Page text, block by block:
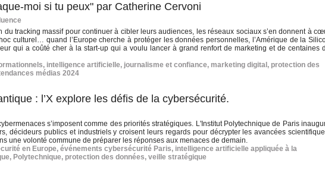
moi si tu peux" par Catherine Cervoni
tracking massif pour continuer à cibler leurs audiences, les réseaux sociaux s’en donnent à
culturel… quand l’Europe cherche à protéger les données personnelles, l’Amérique de la
qui a coûté cher à la start-up qui a voulu lancer à grand renfort de marketing et de centaines
, intelligence artificielle, journalisme et confiance, marketing digital , protection des
médias 2024
: l’X explore les défis de la cybersécurité.
s’imposent comme des priorités stratégiques. L'Institut Polytechnique de Paris
décideurs publics et industriels y croisent leurs regards pour décrypter les avancées
une volonté commune de préparer les réponses aux menaces de demain.
en Europe, événements cybersécurité Paris, intelligence artificielle appliquée à la
, Polytechnique, protection des données, veille stratégique